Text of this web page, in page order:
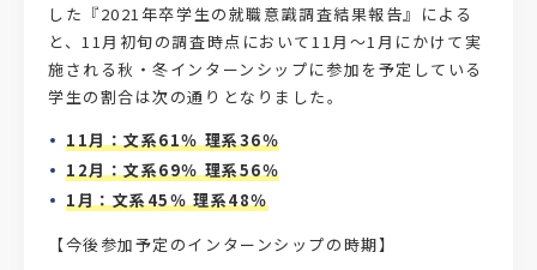
した『2021年卒学生の就職意識調査結果報告』による
と、11月初旬の調査時点において11月～1月にかけて実
施される秋・冬インターンシップに参加を予定している
学生の割合は次の通りとなりました。
11月：文系61％ 理系36％
12月：文系69％ 理系56％
1月：文系45％ 理系48％
【今後参加予定のインターンシップの時期】